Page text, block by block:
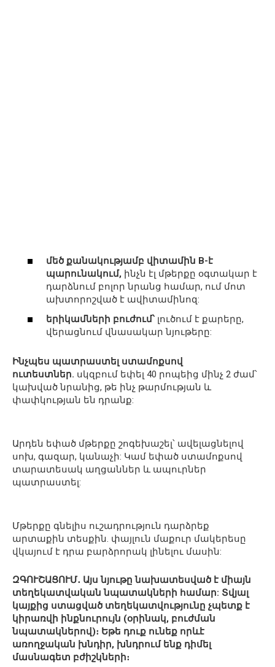
մեծ քանակությամբ վիտամին В-է
պարունակում, ինչն էլ մթերքը օգտակար է
դարձնում բոլոր նրանց համար, ում մոտ
ախտորոշված է ավիտամինոզ:
երիկամների բուժում՝լուծում է քարերը,
վերացնում վնասակար նյութերը:
Ինչպես պատրաստել ստամոքսով
ուտեստներ. սկզբում եփել 40 րոպեից մինչ 2 ժամ՝
կախված նրանից, թե ինչ թարմության և
փափկության են դրանք:
Արդեն եփած մթերքը շոգեխաշել՝ ավելացնելով
սոխ, գազար, կանաչի: Կամ եփած ստամոքսով
տարատեսակ աղցաններ և ապուրներ
պատրաստել:
Մթերքը գնելիս ուշադրություն դարձրեք
արտաքին տեսքին. փայլուն մաքուր մակերեսը
վկայում է դրա բարձրորակ լինելու մասին:
ԶԳՈՒՇԱՑՈՒՄ․ Այս նյութը նախատեսված է միայն
տեղեկատվական նպատակների համար: Տվյալ
կայքից ստացված տեղեկատվությունը չպետք է
կիրառվի ինքնուրույն (օրինակ, բուժման
նպատակներով)։ Եթե դուք ունեք որևէ
առողջական խնդիր, խնդրում ենք դիմել
մասնագետ բժիշկների։